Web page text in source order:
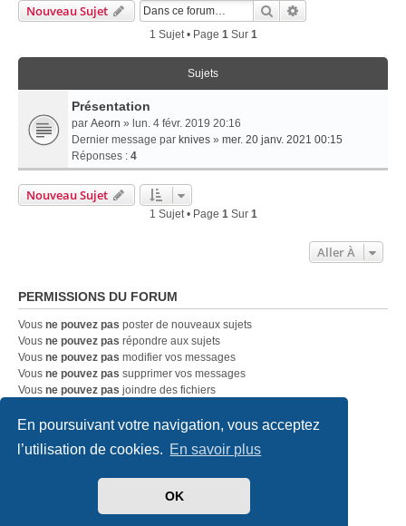
En poursuivant votre navigation, vous acceptez
l’utilisation de cookies. En savoir plus
OK
Nouveau Sujet Rechercher
1 Sujet • Page 1Sur 1
Sujets
Présentation
par Aeorn » lun. 4 févr. 2019 20:16
Dernier message par knives » mer. 20 janv. 2021 00:15
Réponses : 4
Nouveau Sujet
1 Sujet • Page 1Sur 1
Aller À
PERMISSIONS DU FORUM
Vous ne pouvez pas poster de nouveaux sujets
Vous ne pouvez pas répondre aux sujets
Vous ne pouvez pas modifier vos messages
Vous ne pouvez pas supprimer vos messages
Vous ne pouvez pas joindre des fichiers
Accueil Index du forum Nous contacter
phpBB® Forum Software © phpBB Limited
created by INVENTEA & v12mike